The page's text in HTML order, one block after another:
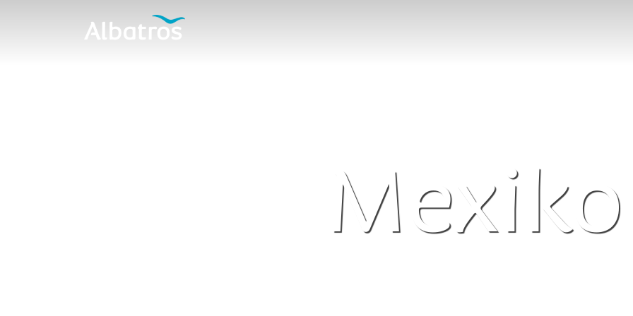
Mexiko